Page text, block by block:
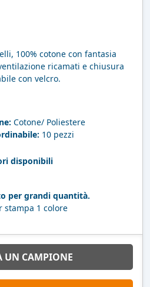
100% cotone con fantasia
ricamati e chiusura
con velcro.
Cotone/ Poliestere
10 pezzi
disponibili
per grandi quantità.
stampa 1 colore
UN CAMPIONE